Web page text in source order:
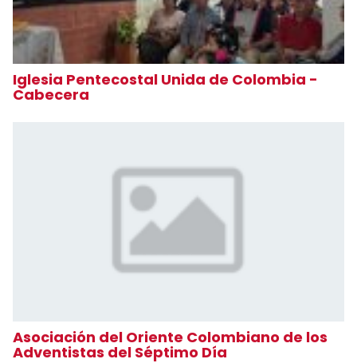
Iglesia Pentecostal Unida de Colombia -
Cabecera
Asociación del Oriente Colombiano de los
Adventistas del Séptimo Día